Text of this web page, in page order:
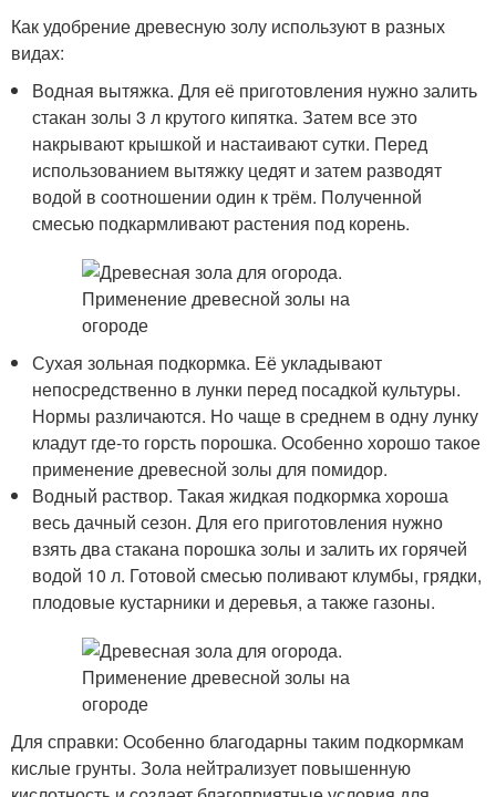
Как удобрение древесную золу используют в разных
видах:
Водная вытяжка. Для её приготовления нужно залить
стакан золы 3 л крутого кипятка. Затем все это
накрывают крышкой и настаивают сутки. Перед
использованием вытяжку цедят и затем разводят
водой в соотношении один к трём. Полученной
смесью подкармливают растения под корень.
Сухая зольная подкормка. Её укладывают
непосредственно в лунки перед посадкой культуры.
Нормы различаются. Но чаще в среднем в одну лунку
кладут где-то горсть порошка. Особенно хорошо такое
применение древесной золы для помидор.
Водный раствор. Такая жидкая подкормка хороша
весь дачный сезон. Для его приготовления нужно
взять два стакана порошка золы и залить их горячей
водой 10 л. Готовой смесью поливают клумбы, грядки,
плодовые кустарники и деревья, а также газоны.
Для справки: Особенно благодарны таким подкормкам
кислые грунты. Зола нейтрализует повышенную